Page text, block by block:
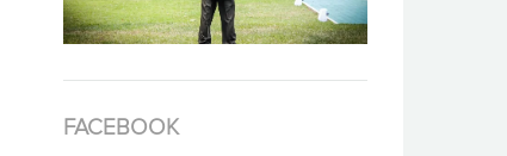
FACEBOOK